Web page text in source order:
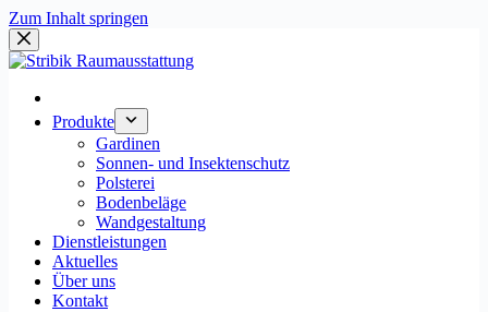
Zum Inhalt springen
Produkte
Gardinen
Sonnen- und Insektenschutz
Polsterei
Bodenbeläge
Wandgestaltung
Dienstleistungen
Aktuelles
Über uns
Kontakt